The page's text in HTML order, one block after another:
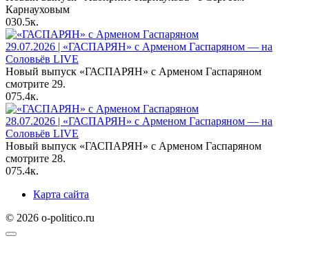
Карнауховым
030.5к.
29.07.2026 | «ГАСПАРЯН» с Арменом Гаспаряном — на
Соловьёв LIVE
Новый выпуск «ГАСПАРЯН» с Арменом Гаспаряном
смотрите 29.
075.4к.
28.07.2026 | «ГАСПАРЯН» с Арменом Гаспаряном — на
Соловьёв LIVE
Новый выпуск «ГАСПАРЯН» с Арменом Гаспаряном
смотрите 28.
075.4к.
Карта сайта
© 2026 o-politico.ru